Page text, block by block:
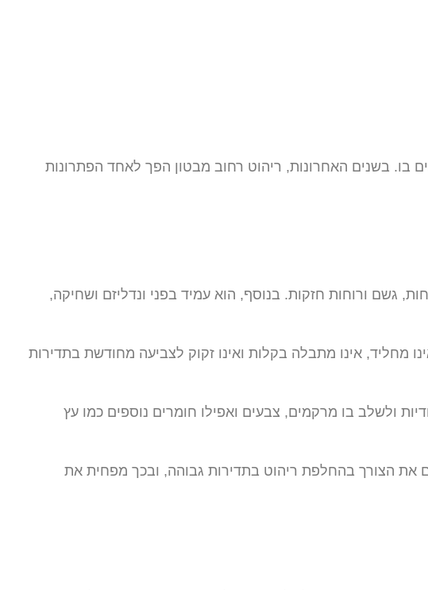
בו. בשנים האחרונות, ריהוט רחוב מבטון הפך לאחד הפתרונות
גשם ורוחות חזקות. בנוסף, הוא עמיד בפני ונדליזם ושחיקה,
מחליד, אינו מתבלה בקלות ואינו זקוק לצביעה מחודשת בתדירות
ולשלב בו מרקמים, צבעים ואפילו חומרים נוספים כמו עץ
את הצורך בהחלפת ריהוט בתדירות גבוהה, ובכך מפחית את